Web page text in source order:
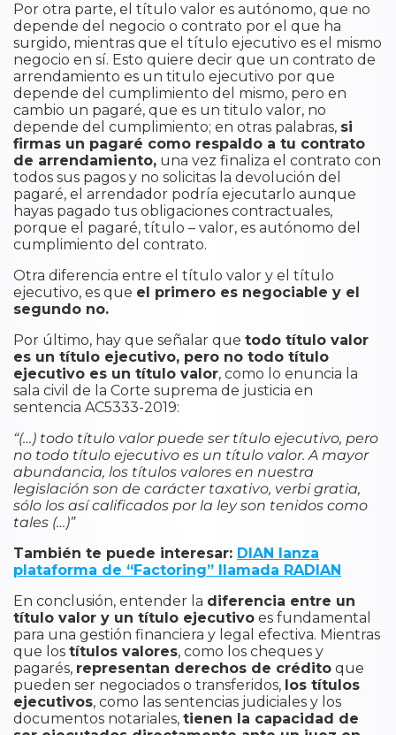
Por otra parte, el título valor es autónomo, que no
depende del negocio o contrato por el que ha
surgido, mientras que el título ejecutivo es el mismo
negocio en sí. Esto quiere decir que un contrato de
arrendamiento es un titulo ejecutivo por que
depende del cumplimiento del mismo, pero en
cambio un pagaré, que es un titulo valor, no
depende del cumplimiento; en otras palabras, si
firmas un pagaré como respaldo a tu contrato
de arrendamiento, una vez finaliza el contrato con
todos sus pagos y no solicitas la devolución del
pagaré, el arrendador podría ejecutarlo aunque
hayas pagado tus obligaciones contractuales,
porque el pagaré, título – valor, es autónomo del
cumplimiento del contrato.
Otra diferencia entre el título valor y el título
ejecutivo, es que el primero es negociable y el
segundo no.
Por último, hay que señalar que todo título valor
es un título ejecutivo, pero no todo título
ejecutivo es un título valor, como lo enuncia la
sala civil de la Corte suprema de justicia en
sentencia AC5333-2019:
“(…) todo título valor puede ser título ejecutivo, pero
no todo título ejecutivo es un título valor. A mayor
abundancia, los títulos valores en nuestra
legislación son de carácter taxativo, verbi gratia,
sólo los así calificados por la ley son tenidos como
tales (…)”
También te puede interesar: DIAN lanza
plataforma de “Factoring” llamada RADIAN
En conclusión, entender la diferencia entre un
título valor y un título ejecutivo es fundamental
para una gestión financiera y legal efectiva. Mientras
que los títulos valores, como los cheques y
pagarés, representan derechos de crédito que
pueden ser negociados o transferidos, los títulos
ejecutivos, como las sentencias judiciales y los
documentos notariales, tienen la capacidad de